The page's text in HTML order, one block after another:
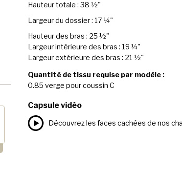
Hauteur totale : 38 ½"
Largeur du dossier : 17 ¼"
Hauteur des bras : 25 ½"
Largeur intérieure des bras : 19 ¼"
Largeur extérieure des bras : 21 ½"
Quantité de tissu requise par modèle :
0.85 verge pour coussin C
Capsule vidéo
Découvrez les faces cachées de nos